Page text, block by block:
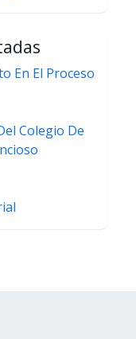
En El Proceso
Colegio De